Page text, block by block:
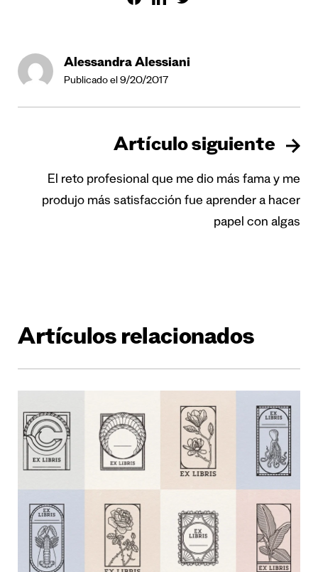
Alessandra Alessiani
Publicado el 9/20/2017
Artículo siguiente
El reto profesional que me dio más fama y me
produjo más satisfacción fue aprender a hacer
papel con algas
Artículos relacionados